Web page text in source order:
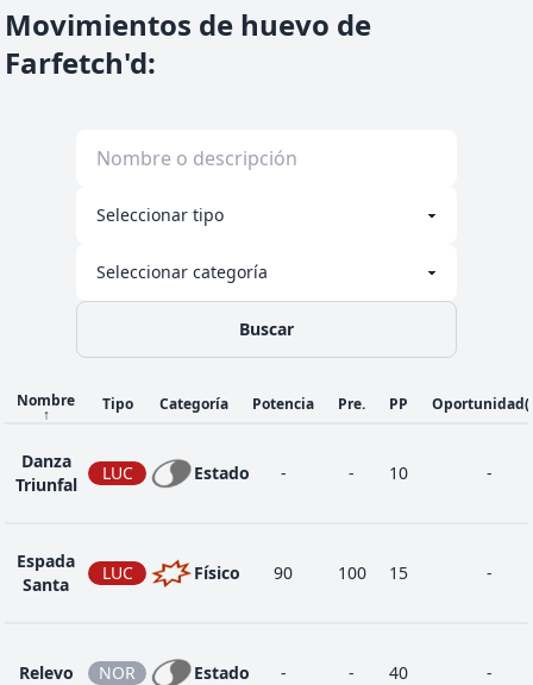
Movimientos de huevo de
Farfetch'd:
Buscar
Nombre
↑
Tipo Categoría Potencia Pre. PP Oportunidad
Danza
Triunfal
LUC Estado - - 10 -
Espada
Santa
LUC Físico 90 100 15 -
Relevo NOR Estado - - 40 -